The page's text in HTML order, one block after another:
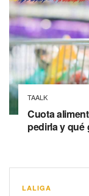
TAALK
Cuota
pedirla y
LALIGA